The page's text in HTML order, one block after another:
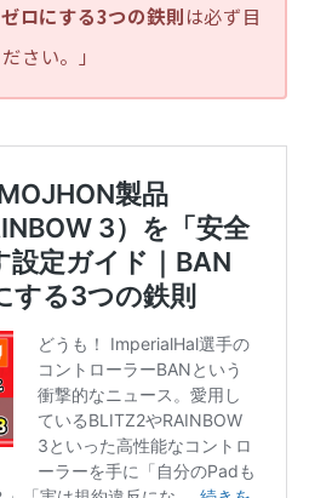
ロにする3つの鉄則は必ず目
さい。」